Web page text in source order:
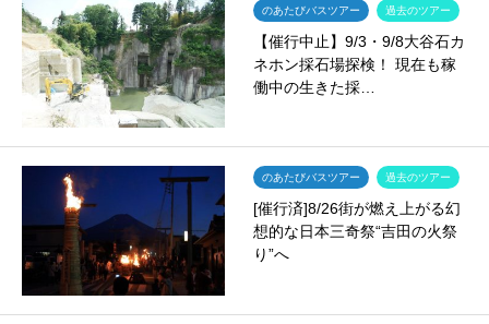
のあたびバスツアー 過去のツアー
【催行中止】9/3・9/8大谷石カ
ネホン採石場探検！ 現在も稼
働中の生きた採…
のあたびバスツアー 過去のツアー
[催行済]8/26街が燃え上がる幻
想的な日本三奇祭“吉田の火祭
り”へ